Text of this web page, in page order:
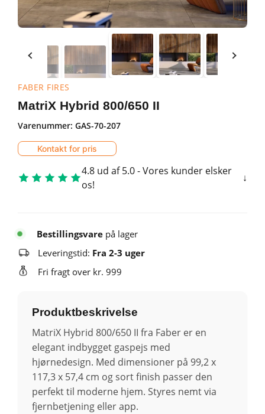
FABER FIRES
MatriX Hybrid 800/650 II
Varenummer: GAS-70-207
Kontakt for pris
4.8 ud af 5.0 - Vores kunder elsker
os!
Bestillingsvare på lager
Leveringstid: Fra 2-3 uger
Fri fragt over kr. 999
Produktbeskrivelse
MatriX Hybrid 800/650 II fra Faber er en
elegant indbygget gaspejs med
hjørnedesign. Med dimensioner på 99,2 x
117,3 x 57,4 cm og sort finish passer den
perfekt til moderne hjem. Styres nemt via
fjernbetjening eller app.